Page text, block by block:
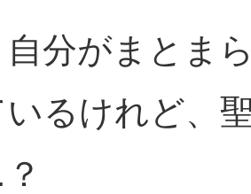
自分がまとま
いるけれど、